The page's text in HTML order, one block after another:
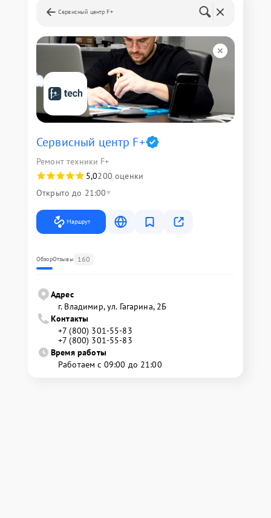
Сервисный центр F+
Сервисный центр F+
Ремонт техники F+
5,0200 оценки
Открыто до 21:00
Маршрут
ОбзорОтзывы 160
Адрес
г. Владимир, ул. Гагарина, 2Б
Контакты
+7 (800) 301-55-83
+7 (800) 301-55-83
Время работы
Работаем с 09:00 до 21:00